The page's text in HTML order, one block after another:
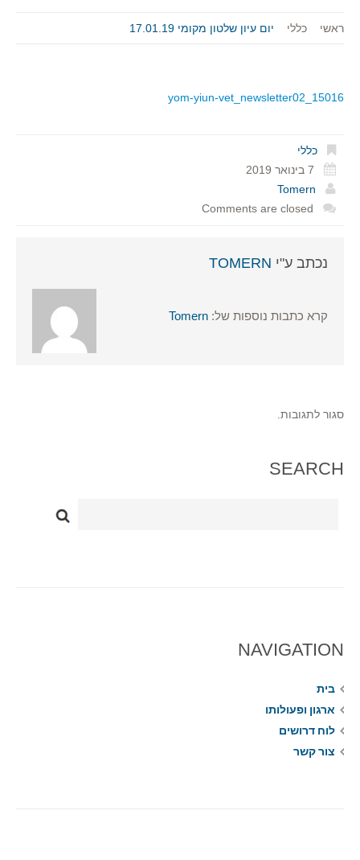
ראשי כללי יום עיון שלטון מקומי 17.01.19
15016_yom-yiun-vet_newsletter02
כללי
7 בינואר 2019
Tomern
Comments are closed
נכתב ע"י TOMERN
קרא כתבות נוספות של: Tomern
סגור לתגובות.
SEARCH
NAVIGATION
בית
ארגון ופעולותו
לוח דרושים
צור קשר